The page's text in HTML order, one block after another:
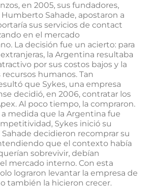
en 2005, sus fundadores,
Humberto Sahade, apostaron a
sus servicios de contact
en el mercado
La decisión fue un acierto: para
la Argentina resultaba
por sus costos bajos y la
humanos. Tan
que Sykes, una empresa
decidió, en 2006, contratar los
Al poco tiempo, la compraron.
medida que la Argentina fue
Sykes inició su
Sahade decidieron recomprar su
que el contexto había
sobrevivir, debían
mercado interno. Con esta
lograron levantar la empresa de
también la hicieron crecer.